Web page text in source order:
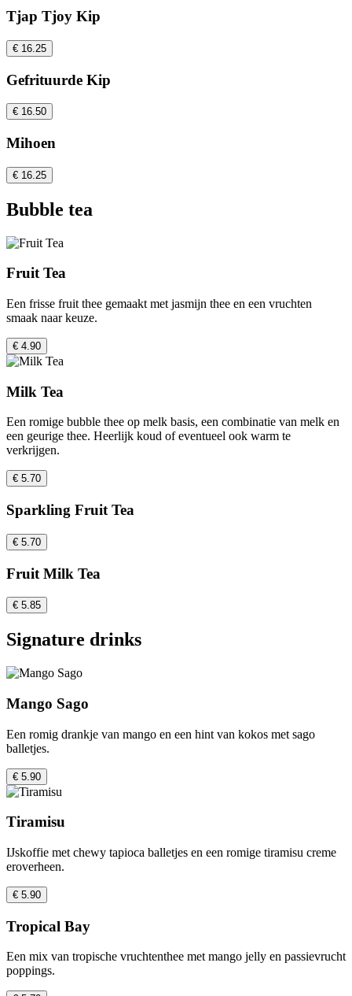
Tjap Tjoy Kip
€ 16.25
Gefrituurde Kip
€ 16.50
Mihoen
€ 16.25
Bubble tea
Fruit Tea
Een frisse fruit thee gemaakt met jasmijn thee en een vruchten
smaak naar keuze.
€ 4.90
Milk Tea
Een romige bubble thee op melk basis, een combinatie van melk en
een geurige thee. Heerlijk koud of eventueel ook warm te
verkrijgen.
€ 5.70
Sparkling Fruit Tea
€ 5.70
Fruit Milk Tea
€ 5.85
Signature drinks
Mango Sago
Een romig drankje van mango en een hint van kokos met sago
balletjes.
€ 5.90
Tiramisu
IJskoffie met chewy tapioca balletjes en een romige tiramisu creme
eroverheen.
€ 5.90
Tropical Bay
Een mix van tropische vruchtenthee met mango jelly en passievrucht
poppings.